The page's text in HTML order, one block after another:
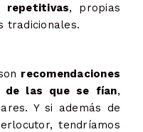
repetitivas, propias
tradicionales.
recomendaciones
de las que se fían,
Y si además de
tendríamos